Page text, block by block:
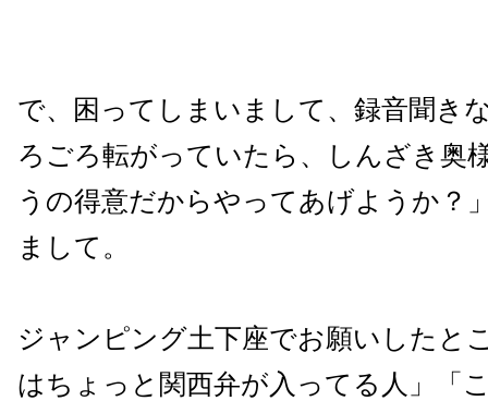
で、困ってしまいまして、録音聞き
ろごろ転がっていたら、しんざき奥
うの得意だからやってあげようか？
まして。
ジャンピング土下座でお願いしたと
はちょっと関西弁が入ってる人」「